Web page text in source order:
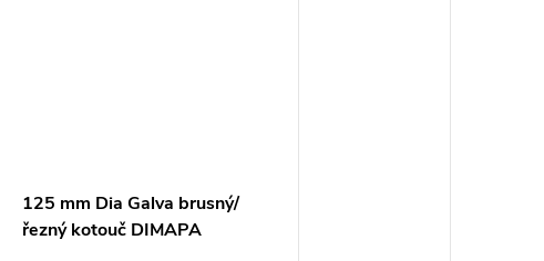
125 mm Dia Galva brusný/
řezný kotouč DIMAPA